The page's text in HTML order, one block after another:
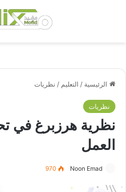
الرئيسية / التعليم / نظريات
نظريات
نظرية هرزبرغ في
العمل
Noon Emad
970